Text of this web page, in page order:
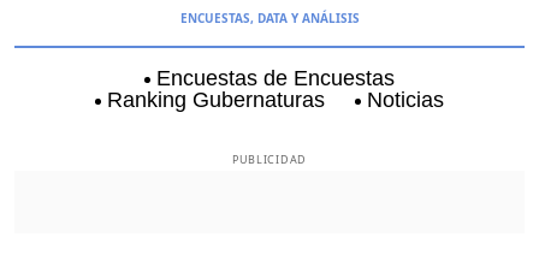
ENCUESTAS, DATA Y ANÁLISIS
Encuestas de Encuestas
Ranking Gubernaturas
Noticias
PUBLICIDAD